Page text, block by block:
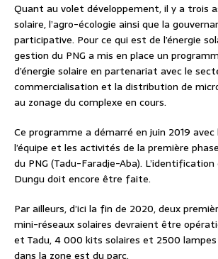
Quant au volet développement, il y a trois
solaire, l’agro-écologie ainsi que la
participative. Pour ce qui est de l’énergie
gestion du PNG a mis en place un
d’énergie solaire en partenariat avec le
commercialisation et la distribution de
au zonage du complexe en cours.
Ce programme a démarré en juin 2019
l’équipe et les activités de la première
du PNG (Tadu-Faradje-Aba). L’identification
Dungu doit encore être faite.
Par ailleurs, d’ici la fin de 2020, deux
mini-réseaux solaires devraient être
et Tadu, 4 000 kits solaires et 2500
dans la zone est du parc.